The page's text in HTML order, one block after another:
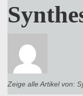
Zeige alle Artikel von: